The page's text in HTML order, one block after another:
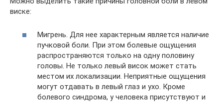
виске:
Мигрень. Для нее характерным является наличие
пучковой боли. При этом болевые ощущения
распространяются только на одну половину
головы. Не только левый висок может стать
местом их локализации. Неприятные ощущения
могут отдавать в левый глаз и ухо. Кроме
болевого синдрома, у человека присутствуют и